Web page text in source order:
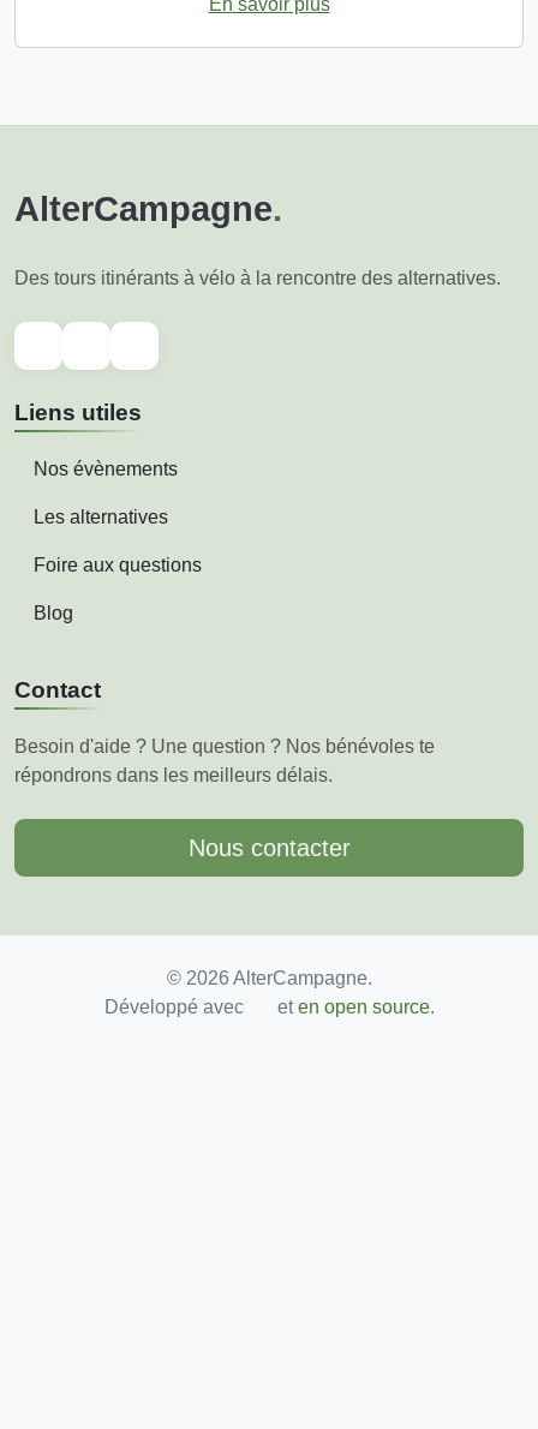
AlterCampagne.
Des tours itinérants à vélo à la rencontre des alternatives.
Liens utiles
Nos évènements
Les alternatives
Foire aux questions
Blog
Contact
Besoin d'aide ? Une question ? Nos bénévoles te
répondrons dans les meilleurs délais.
Nous contacter
© 2026 AlterCampagne.
Développé avec
eten open source.